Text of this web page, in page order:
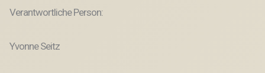
Verantwortliche Person:
Yvonne Seitz